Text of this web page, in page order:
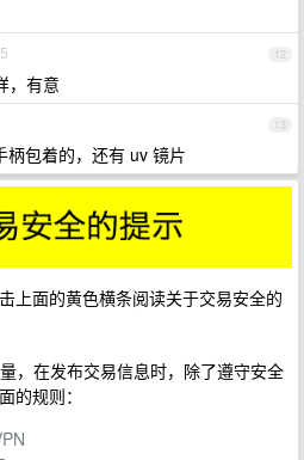
12
，有意
13
柄包着的，还有 uv 镜片
上面的黄色横条阅读关于交易安全的
，在发布交易信息时，除了遵守安全
的规则：